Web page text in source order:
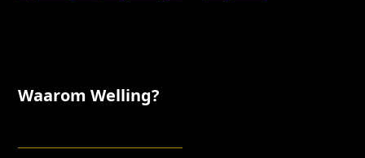
Waarom Welling?